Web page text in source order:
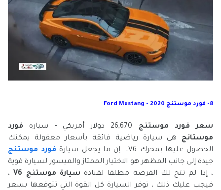
8- فورد موستنج 2020 - Ford Mustang
سعر فورد موستنج
فورد
موستانج هي سيارة رياضية فائقة بأسعار معقولة يمكنك
الحصول عليها بمحرك V6، إن ما يجعل سيارة
فورد موستنج
جيدة إلى جانب المظهر هو الاختيار الممتاز والميسور لسيارة قوية
، إذا لم تتح لك الفرصة مطلقا لقيادة سيارة موستنج V6
،
فيجب عليك ذلك ، توفر السيارة كل القوة التي تتوقعها بسعر